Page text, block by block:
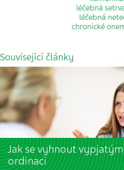
léčebná
léčebná
chronické
Související články
Jak se vyhnout
ordinaci